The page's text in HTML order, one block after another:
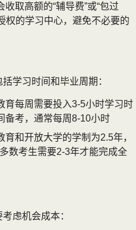
收取高额的“辅导费”或“包过
权的学习中心，避免不必要的
学习时间和毕业周期：
育每周需要投入3-5小时学习时
备考，通常每周8-10小时
育和开放大学的学制为2.5年，
数考生需要2-3年才能完成全
虑机会成本：